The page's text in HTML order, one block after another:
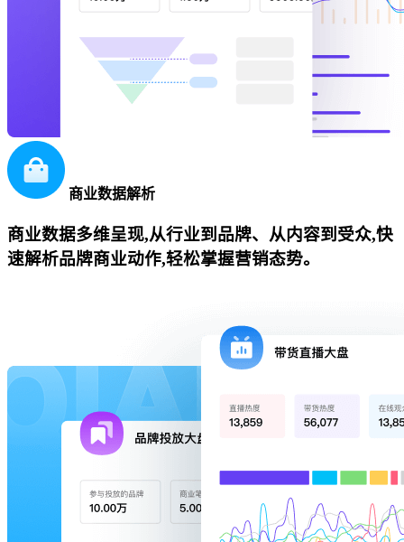
商业数据解析
商业数据多维呈现,从行业到品牌、从内容到受众,快
速解析品牌商业动作,轻松掌握营销态势。